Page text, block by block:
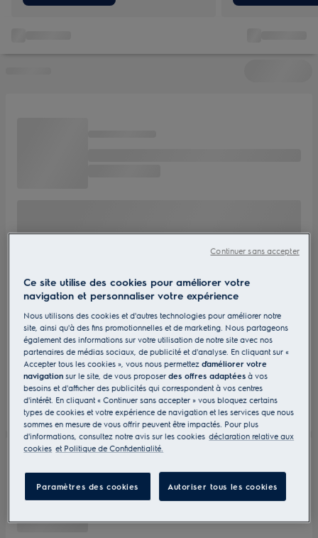
Ce site utilise des cookies pour améliorer votre
navigation et personnaliser votre expérience
Nous utilisons des cookies et d'autres technologies pour améliorer notre
site, ainsi qu'à des fins promotionnelles et de marketing. Nous partageons
également des informations sur votre utilisation de notre site avec nos
partenaires de médias sociaux, de publicité et d'analyse. En cliquant sur «
Accepter tous les cookies », vous nous permettezd'améliorer votre
navigation sur le site, de vous proposerdes offres adaptées à vos
besoins et d'afficher des publicités qui correspondent à vos centres
d'intérêt. En cliquant « Continuer sans accepter » vous bloquez certains
types de cookies et votre expérience de navigation et les services que nous
sommes en mesure de vous offrir peuvent être impactés. Pour plus
d'informations, consultez notre avis sur les cookies déclaration relative aux
cookies et Politique de Confidentialité.
Paramètres des cookies Autoriser tous les cookies
Continuer sans accepter